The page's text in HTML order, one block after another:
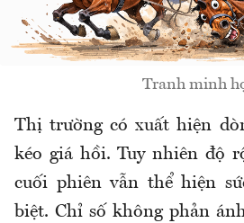
Tranh minh
Thị trường có xuất hiện
kéo giá hồi. Tuy nhiên độ
cuối phiên vẫn thể hiện
biệt. Chỉ số không phản